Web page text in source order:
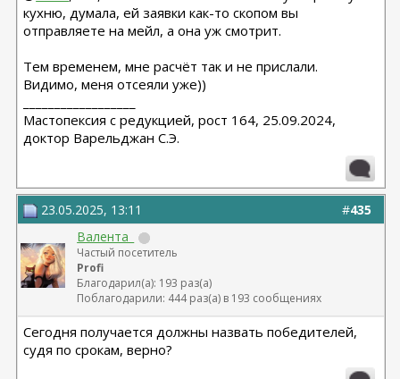
кухню, думала, ей заявки как-то скопом вы
отправляете на мейл, а она уж смотрит.
Тем временем, мне расчёт так и не прислали.
Видимо, меня отсеяли уже))
Мастопексия с редукцией, рост 164, 25.09.2024,
доктор Варельджан С.Э.
#435
23.05.2025, 13:11
Валента_
Частый посетитель
Profi
Благодарил(а): 193 раз(а)
Поблагодарили: 444 раз(а) в 193 сообщениях
Сегодня получается должны назвать победителей,
судя по срокам, верно?